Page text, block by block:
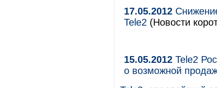
17.05.2012
Tele2 (Новости
15.05.2012 Tele2
о возможной